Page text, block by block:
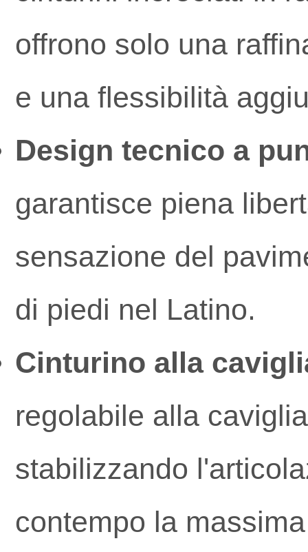
offrono solo una
e una flessibilità
Design tecnico a
garantisce piena
sensazione del
di piedi nel Latino.
Cinturino alla
regolabile alla
stabilizzando
contempo la